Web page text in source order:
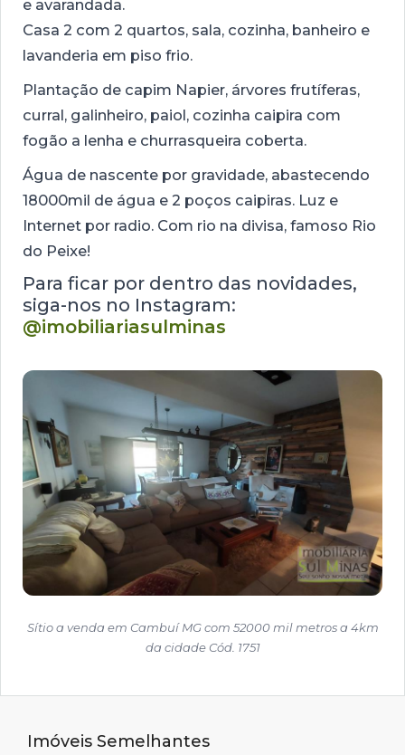
e avarandada.
Casa 2 com 2 quartos, sala, cozinha, banheiro e
lavanderia em piso frio.
Plantação de capim Napier, árvores frutíferas,
curral, galinheiro, paiol, cozinha caipira com
fogão a lenha e churrasqueira coberta.
Água de nascente por gravidade, abastecendo
18000mil de água e 2 poços caipiras. Luz e
Internet por radio. Com rio na divisa, famoso Rio
do Peixe!
Para ficar por dentro das novidades,
siga-nos no Instagram:
@imobiliariasulminas
Sítio a venda em Cambuí MG com 52000 mil metros a 4km
da cidade Cód. 1751
Imóveis Semelhantes